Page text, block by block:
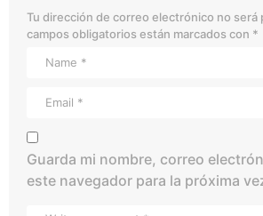
Tu dirección de correo electrónico no será
campos obligatorios están marcados con *
Guarda mi nombre, correo
este navegador para la próxima